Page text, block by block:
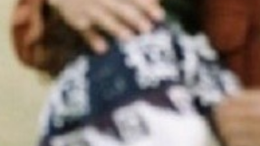
lĩnh
tạo | Kỳ 1: Khát vọng
hòa bình thể hiện trong
quyết định lịch sử